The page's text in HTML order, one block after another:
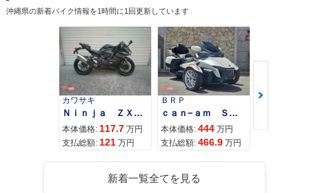
別・限定仕様
2007年 CB1300 SU
PER FOUR ABS・
マイナーチェンジ
2007年 CB1300 SU
PER FOUR・マイナ
ーチェンジ
2006年 CB1300 SU
PER FOUR ABS・
カラーチェンジ
沖縄県の新着バイク情報を1時間に1回更新しています
カワサキ
Ｎｉｎｊａ ＺＸ−４Ｒ ＳＥ
本体価格: 117.7 万円
支払総額: 121 万円
ＢＲＰ
ｃａｎ−ａｍ ＳＰＹＤＥＲ ＲＴ ＬＩＭＩＴＥＤ
本体価格: 444 万円
支払総額: 466.9 万円
スズキ
本体価格:
新着一覧全てを見る